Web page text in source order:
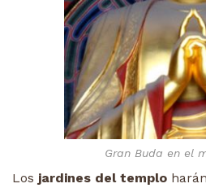
Gran Buda en el
Los jardines del templo